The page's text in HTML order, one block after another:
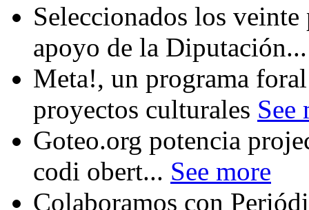
Seleccionados los
apoyo de la
Meta!, un programa
proyectos culturales See
Goteo.org potencia
codi obert... See more
Colaboramos con